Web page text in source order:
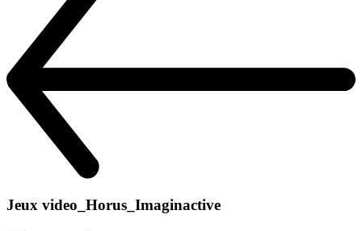
Jeux video_Horus_Imaginactive